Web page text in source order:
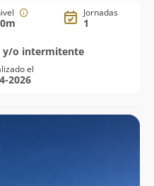
Jornadas
1
y/o intermitente
el
2026